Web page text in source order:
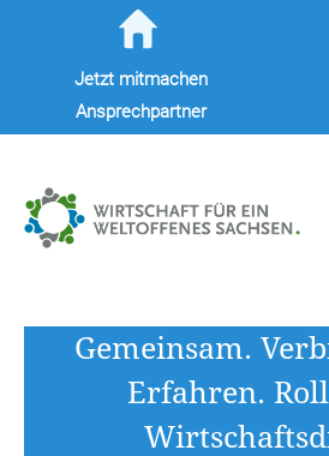
springenJetzt mitmachen
Ansprechpartner
Gemeinsam.
Erfahren.